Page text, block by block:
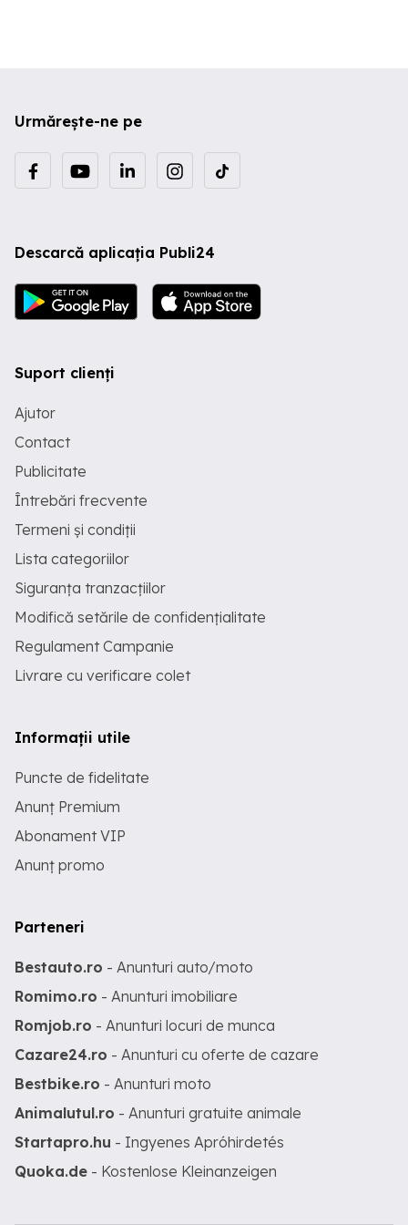
Urmărește-ne pe
Descarcă aplicația Publi24
Suport clienți
Ajutor
Contact
Publicitate
Întrebări frecvente
Termeni și condiții
Lista categoriilor
Siguranța tranzacțiilor
Modifică setările de confidențialitate
Regulament Campanie
Livrare cu verificare colet
Informații utile
Puncte de fidelitate
Anunț Premium
Abonament VIP
Anunț promo
Parteneri
Bestauto.ro - Anunturi auto/moto
Romimo.ro - Anunturi imobiliare
Romjob.ro - Anunturi locuri de munca
Cazare24.ro - Anunturi cu oferte de cazare
Bestbike.ro - Anunturi moto
Animalutul.ro - Anunturi gratuite animale
Startapro.hu - Ingyenes Apróhirdetés
Quoka.de - Kostenlose Kleinanzeigen